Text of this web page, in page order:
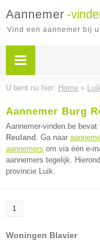
Aannemer -
Vind een aannemer bij
U bent nu hier: Home » Luik
Aannemer Burg
Aannemer-vinden.be bevat
Reuland . Ga naar
aannemers om via één e-
aannemers tegelijk.
provincie Luik.
1
Woningen Blavier